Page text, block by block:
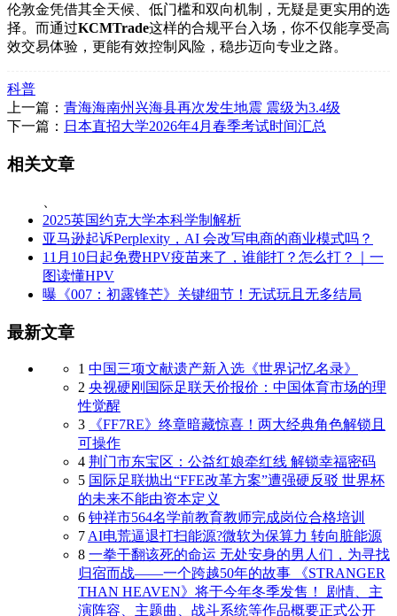
伦敦金凭借其全天候、低门槛和双向机制，无疑是更实用的选
择。而通过KCMTrade这样的合规平台入场，你不仅能享受高
效交易体验，更能有效控制风险，稳步迈向专业之路。
科普
上一篇： 青海海南州兴海县再次发生地震 震级为3.4级
下一篇： 日本直招大学2026年4月春季考试时间汇总
相关文章
2025英国约克大学本科学制解析
亚马逊起诉Perplexity，AI 会改写电商的商业模式吗？
11月10日起免费HPV疫苗来了，谁能打？怎么打？｜一
图读懂HPV
曝《007：初露锋芒》关键细节！无试玩且无多结局
最新文章
1 中国三项文献遗产新入选《世界记忆名录》
2 央视硬刚国际足联天价报价：中国体育市场的理
性觉醒
3
《FF7RE》终章暗藏惊喜！两大经典角色解锁且
可操作
4 荆门市东宝区：公益红娘牵红线 解锁幸福密码
5 国际足联抛出“FFE改革方案”遭强硬反驳 世界杯
的未来不能由资本定义
6 钟祥市564名学前教育教师完成岗位合格培训
7 AI电荒逼退打扫能源?微软为保算力 转向脏能源
8 一拳干翻该死的命运 无处安身的男人们，为寻找
归宿而战——一个跨越50年的故事 《STRANGER
THAN HEAVEN》将于今年冬季发售！ 剧情、主
演阵容、主题曲、战斗系统等作品概要正式公开